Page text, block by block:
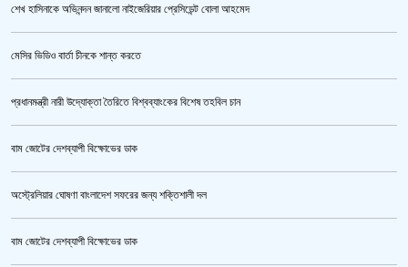
ভারতকে ভয় পেয়েই কি ফেলানী ও মোদিবিরোধী আন্দোলনের ছবি সরানো হয়েছে?’
শেখ হাসিনাকে অভিনন্দন জানালো নাইজেরিয়ার প্রেসিডেন্ট বোলা আহমেদ
মেসির ভিডিও বার্তা চীনকে শান্ত করতে
প্রধানমন্ত্রী নারী উদ্যোক্তা তৈরিতে বিশ্বব্যাংকের বিশেষ তহবিল চান
বাম জোটের দেশব্যাপী বিক্ষোভের ডাক
অস্ট্রেলিয়ার ঘোষণা বাংলাদেশ সফরের জন্য শক্তিশালী দল
বাম জোটের দেশব্যাপী বিক্ষোভের ডাক